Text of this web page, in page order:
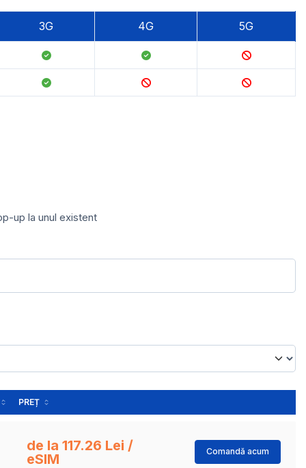
3G 4G 5G
up la unul existent
PREȚ
de la 117.26 Lei /
eSIM
Comandă acum